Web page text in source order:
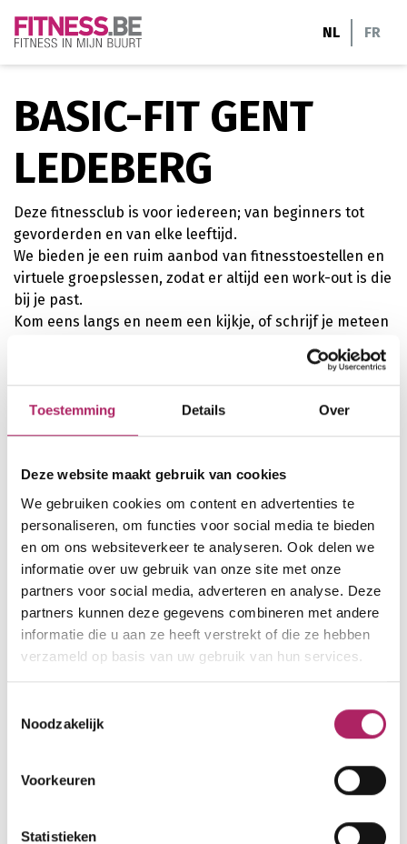
Toestemming Details Over
Deze website maakt gebruik van cookies
We gebruiken cookies om content en advertenties te
personaliseren, om functies voor social media te bieden
en om ons websiteverkeer te analyseren. Ook delen we
informatie over uw gebruik van onze site met onze
partners voor social media, adverteren en analyse. Deze
partners kunnen deze gegevens combineren met andere
informatie die u aan ze heeft verstrekt of die ze hebben
verzameld op basis van uw gebruik van hun services.
Noodzakelijk
Voorkeuren
Statistieken
NL FR
BASIC-FIT GENT
LEDEBERG
Deze fitnessclub is voor iedereen; van beginners tot
gevorderden en van elke leeftijd.
We bieden je een ruim aanbod van fitnesstoestellen en
virtuele groepslessen, zodat er altijd een work-out is die
bij je past.
Kom eens langs en neem een kijkje, of schrijf je meteen
9050 Ledeberg
000000000
klantenservice@basic-fit.be
www.basic-fit.com/nl-be/fitnessclub/basic-
fit-gent-ledeberg-hoveniersstraat-24-7-
eefc81c1698f4bc69e4a678639c11827.html